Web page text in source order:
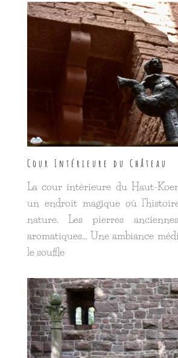
Cour Intérieure du Château
La cour intérieure du Haut-
un endroit magique où
nature. Les pierres
aromatiques… Une ambiance
le souffle